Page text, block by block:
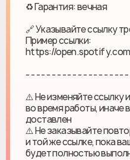
♻ Гарантия: вечная
🔗 Указывайте ссылку
Пример ссылки:
https://
- - - - - - - - - - - - - - - - - - -
⚠️ Не изменяйте ссылку
во время работы, иначе
доставлен
⚠️ Не заказывайте
и той же ссылке, пока
будет полностью